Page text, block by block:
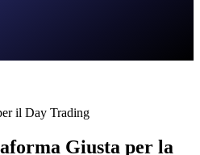
il Day Trading
Giusta per la